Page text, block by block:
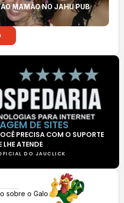
MAMÃO NO JAHU PUB
DE SITES
PRECISA COM O SUPORTE
LHE ATENDE
DO JAUCLICK
sobre o Galo